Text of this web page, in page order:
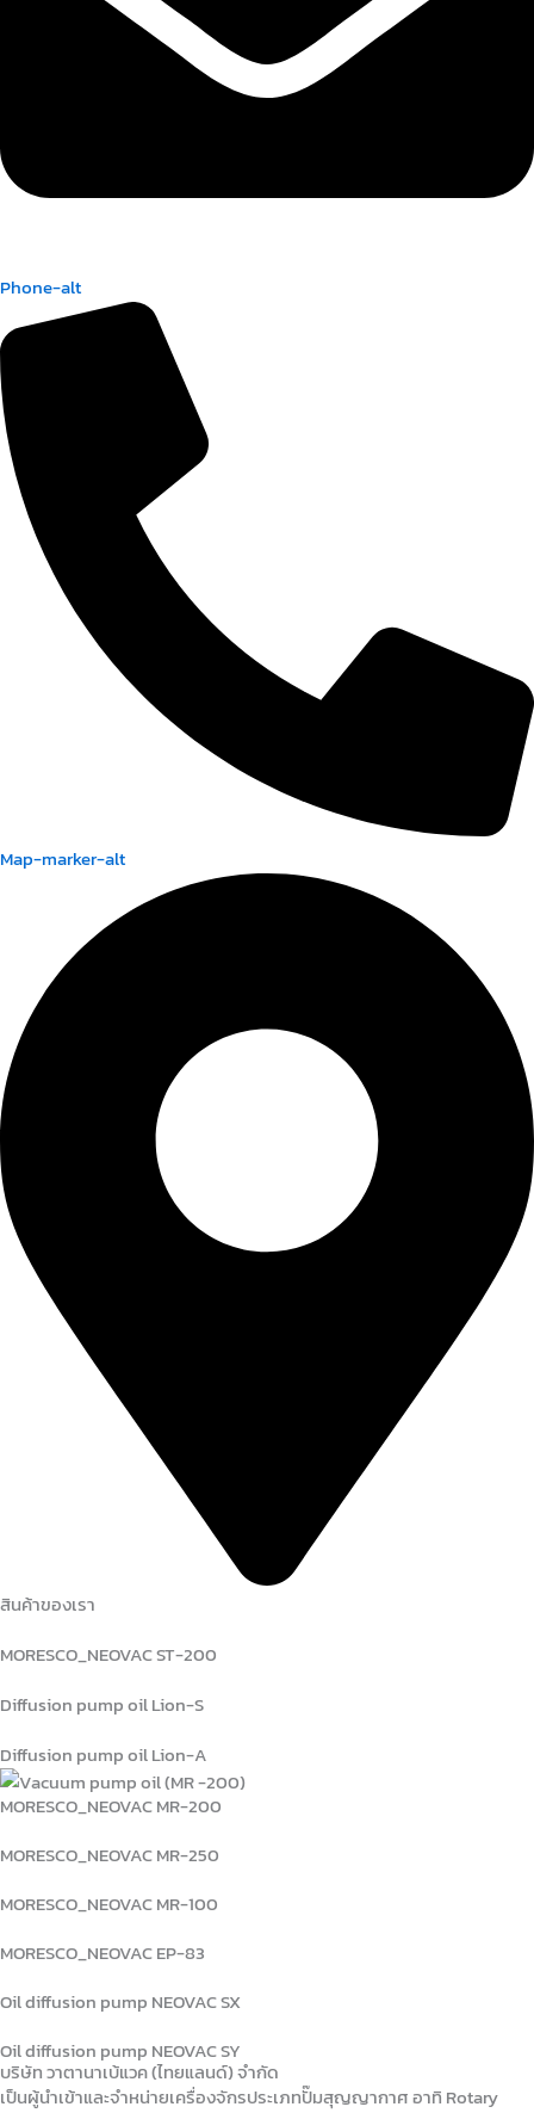
Phone-alt
Map-marker-alt
สินค้าของเรา
MORESCO_NEOVAC ST-200
Diffusion pump oil Lion-S
Diffusion pump oil Lion-A
MORESCO_NEOVAC MR-200
MORESCO_NEOVAC MR-250
MORESCO_NEOVAC MR-100
MORESCO_NEOVAC EP-83
Oil diffusion pump NEOVAC SX
Oil diffusion pump NEOVAC SY
บริษัท วาตานาเบ้แวค (ไทยแลนด์) จำกัด
เป็นผู้นำเข้าและจำหน่ายเครื่องจักรประเภทปั๊มสุญญากาศ อาทิ Rotary